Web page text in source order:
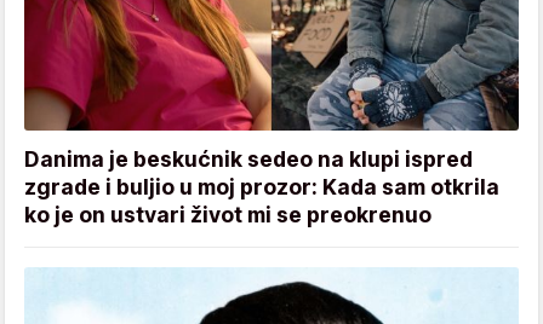
Danima je beskućnik sedeo na klupi ispred
zgrade i buljio u moj prozor: Kada sam otkrila
ko je on ustvari život mi se preokrenuo